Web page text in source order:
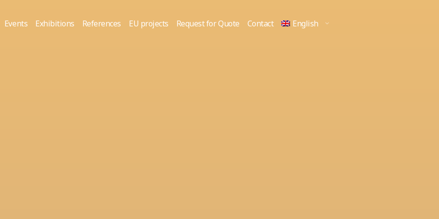
Events Exhibitions References EU projects Request for Quote Contact English